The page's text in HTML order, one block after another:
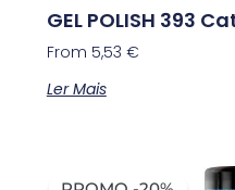
GEL POLISH 393
From 5,53 €
Ler Mais